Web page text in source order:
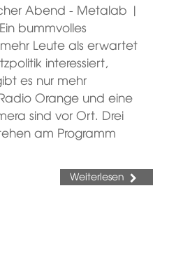
Abend - Metalab |
bummvolles
Leute als erwartet
interessiert,
es nur mehr
Orange und eine
sind vor Ort. Drei
am Programm
Weiterlesen